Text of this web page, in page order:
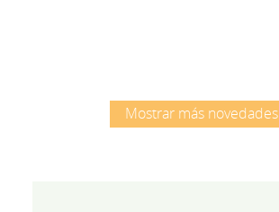
Mostrar más novedades